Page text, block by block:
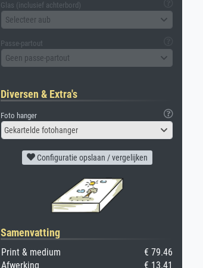
Glas (inclusief achterbord)
Selecteer aub
Passe-partout
Geen passe-partout
Diversen & Extra's
Foto hanger
Gekartelde fotohanger
Configuratie opslaan / vergelijken
Samenvatting
Print & medium
€ 79.46
Afwerking
€ 13.41